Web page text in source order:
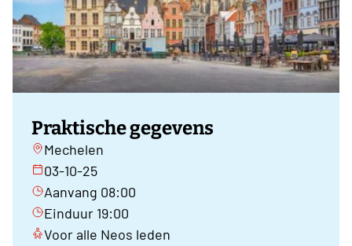
Praktische gegevens
Mechelen
03-10-25
Aanvang 08:00
Einduur 19:00
Voor alle Neos leden